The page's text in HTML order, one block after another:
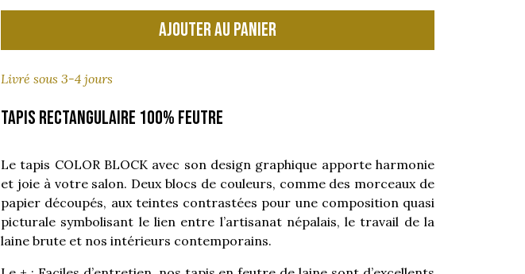
Ajouter au panier
Livré sous 3-4 jours
Tapis rectangulaire 100% feutre
Le tapis COLOR BLOCK avec son design graphique apporte harmonie
et joie à votre salon. Deux blocs de couleurs, comme des morceaux de
papier découpés, aux teintes contrastées pour une composition quasi
picturale symbolisant le lien entre l’artisanat népalais, le travail de la
laine brute et nos intérieurs contemporains.